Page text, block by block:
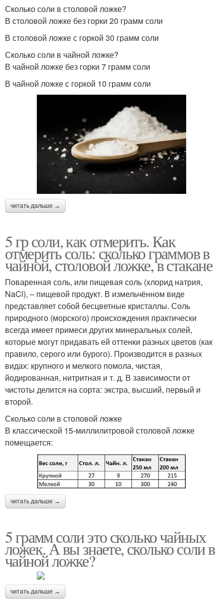
Сколько соли в столовой ложке?
В столовой ложке без горки 20 грамм соли
В столовой ложке с горкой 30 грамм соли
Сколько соли в чайной ложке?
В чайной ложке без горки 7 грамм соли
В чайной ложке с горкой 10 грамм соли
читать дальше →
5 гр соли, как отмерить. Как
отмерить соль: сколько граммов в
чайной, столовой ложке, в стакане
Поваренная соль, или пищевая соль (хлорид натрия,
NaCl), – пищевой продукт. В измельчённом виде
представляет собой бесцветные кристаллы. Соль
природного (морского) происхождения практически
всегда имеет примеси других минеральных солей,
которые могут придавать ей оттенки разных цветов (как
правило, серого или бурого). Производится в разных
видах: крупного и мелкого помола, чистая,
йодированная, нитритная и т. д. В зависимости от
чистоты делится на сорта: экстра, высший, первый и
второй.
Сколько соли в столовой ложке
В классической 15-миллилитровой столовой ложке
помещается:
читать дальше →
5 грамм соли это сколько чайных
ложек. А вы знаете, сколько соли в
чайной ложке?
читать дальше →